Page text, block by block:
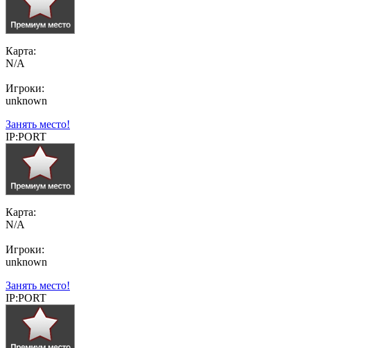
Карта:
N/A
Игроки:
unknown
Занять место!
IP:PORT
Карта:
N/A
Игроки:
unknown
Занять место!
IP:PORT